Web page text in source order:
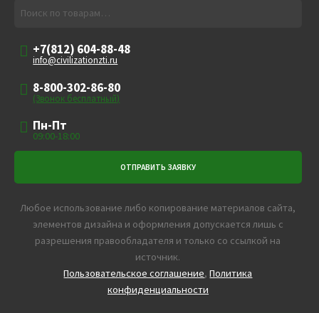
+7(812) 604-88-48
info@civilizationzti.ru
8-800-302-86-80
(Звонок бесплатный)
Пн-Пт
09:00-18:00
Любое использование либо копирование материалов сайта,
элементов дизайна и оформления допускается лишь с
разрешения правообладателя и только со ссылкой на
источник.
Пользовательское соглашение,Политика
конфиденциальности